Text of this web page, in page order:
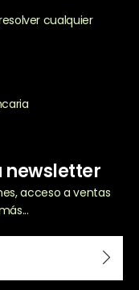
cualquier
newsletter
acceso a ventas